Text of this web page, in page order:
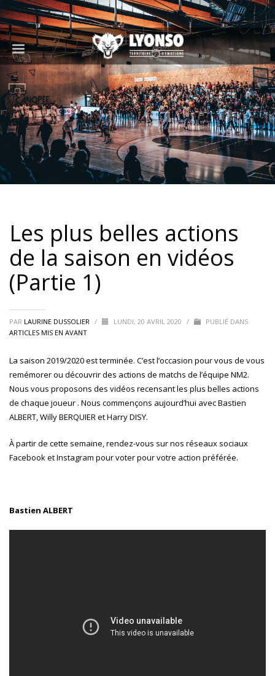
Les plus belles actions
de la saison en vidéos
(Partie 1)
PAR LAURINE DUSSOLIER / LUNDI, 20 AVRIL 2020 /
PUBLIÉ DANS
ARTICLES MIS EN AVANT
La saison 2019/2020 est terminée. C’est l’occasion pour vous de vous
remémorer ou découvrir des actions de matchs de l’équipe NM2.
Nous vous proposons des vidéos recensant les plus belles actions
de chaque joueur . Nous commençons aujourd’hui avec Bastien
ALBERT, Willy BERQUIER et Harry DISY.
À partir de cette semaine, rendez-vous sur nos réseaux sociaux
FacebooketInstagram pour voter pour votre action préférée.
Bastien ALBERT